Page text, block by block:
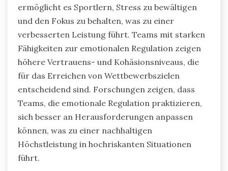
ermöglicht es Sportlern, Stress zu bewältigen
und den Fokus zu behalten, was zu einer
verbesserten Leistung führt. Teams mit starken
Fähigkeiten zur emotionalen Regulation zeigen
höhere Vertrauens- und Kohäsionsniveaus, die
für das Erreichen von Wettbewerbszielen
entscheidend sind. Forschungen zeigen, dass
Teams, die emotionale Regulation praktizieren,
sich besser an Herausforderungen anpassen
können, was zu einer nachhaltigen
Höchstleistung in hochriskanten Situationen
führt.